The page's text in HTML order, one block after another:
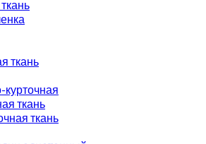
ткань
ткань
ткань